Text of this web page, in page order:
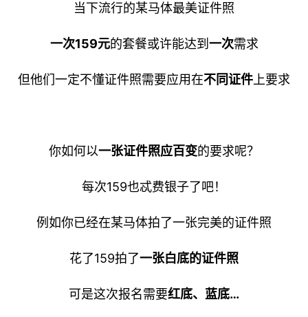
当下流行的某马体最美证件照
一次159元的套餐或许能达到 一次需求
但他们一定不懂证件照需要应用在不同证件上要求
你如何以一张证件照应百变的要求呢？
每次159也忒费银子了吧！
例如你已经在某马体拍了一张完美的证件照
花了159拍了一张白底的证件照
可是这次报名需要红底、蓝底…